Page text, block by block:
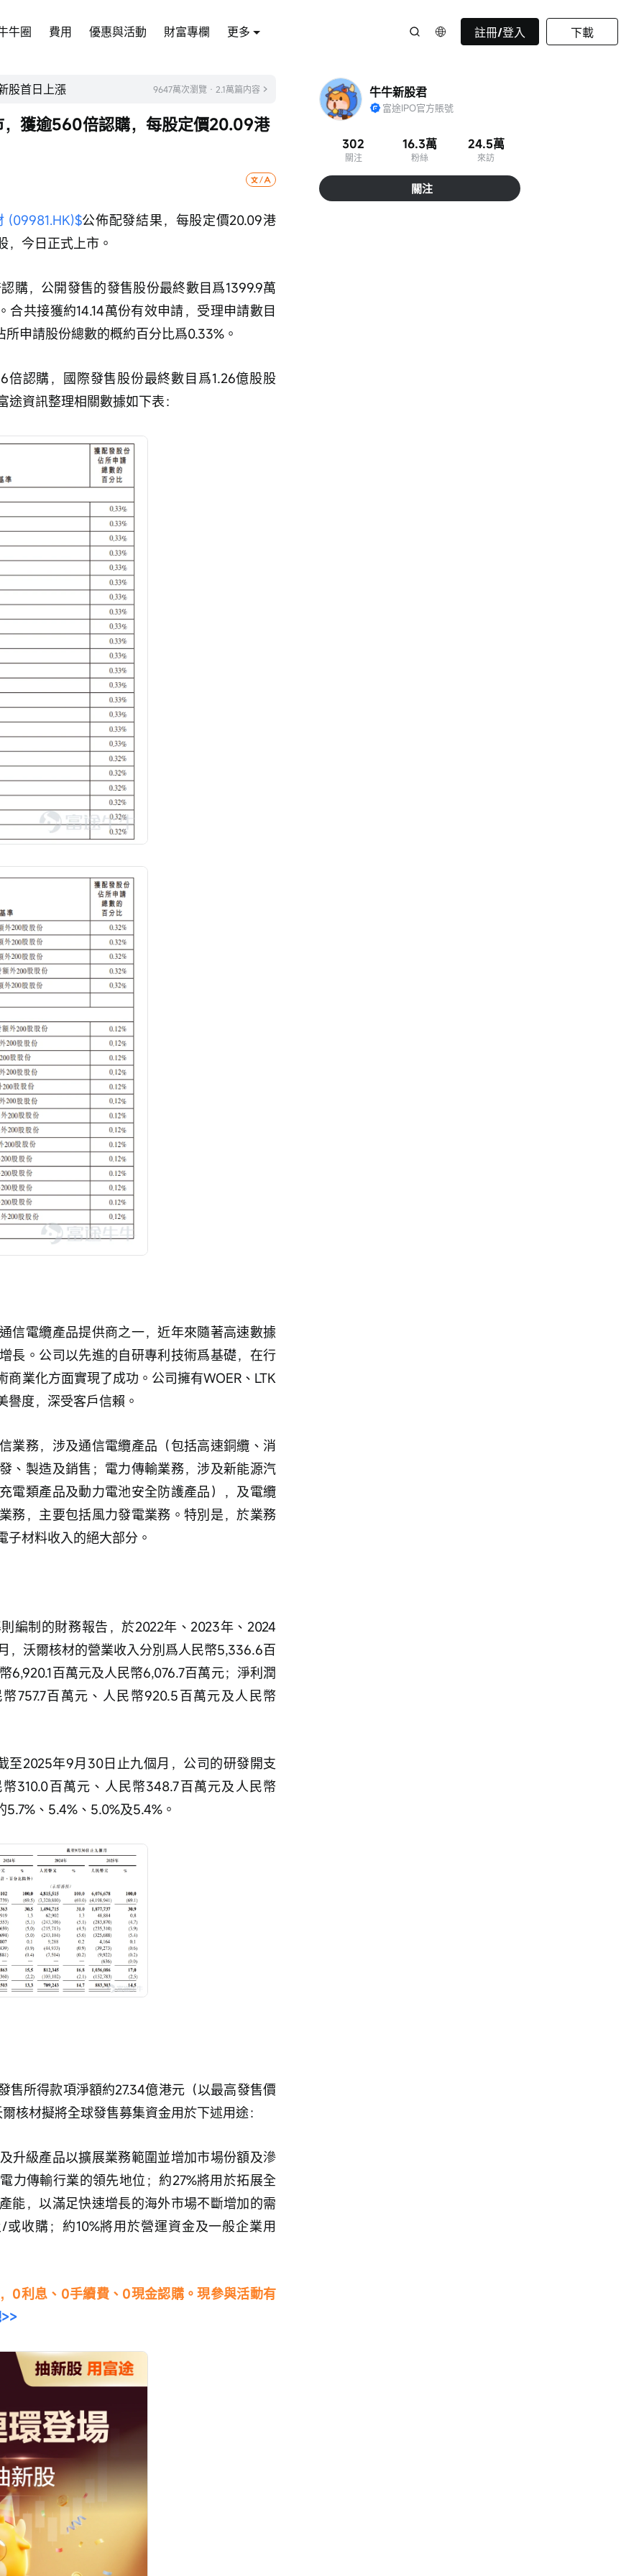
牛圈 費用 優惠與活動 財富專欄 更多 註冊/登入 下載
股首日上漲 9647萬次瀏覽 · 2.1萬篇内容
獲逾560倍認購，每股定價20.09港
(09981.HK)$公佈配發結果，每股定價20.09港
，今日正式上市。
購，公開發售的發售股份最終數目爲1399.9萬
合共接獲約14.14萬份有效申請，受理申請數目
申請股份總數的概約百分比爲0.33%。
倍認購，國際發售股份最終數目爲1.26億股股
資訊整理相關數據如下表：
信電纜產品提供商之一，近年來隨著高速數據
長。公司以先進的自研專利技術爲基礎，在行
業化方面實現了成功。公司擁有WOER、LTK
譽度，深受客戶信賴。
業務，涉及通信電纜產品（包括高速銅纜、消
、製造及銷售；電力傳輸業務，涉及新能源汽
電類產品及動力電池安全防護產品），及電纜
務，主要包括風力發電業務。特別是，於業務
材料收入的絕大部分。
編制的財務報告，於2022年、2023年、2024
，沃爾核材的營業收入分別爲人民幣5,336.6百
6,920.1百萬元及人民幣6,076.7百萬元；淨利潤
757.7百萬元、人民幣920.5百萬元及人民幣
至2025年9月30日止九個月，公司的研發開支
310.0百萬元、人民幣348.7百萬元及人民幣
、5.4%、5.0%及5.4%。
售所得款項淨額約27.34億港元（以最高發售價
核材擬將全球發售募集資金用於下述用途：
升級產品以擴展業務範圍並增加市場份額及滲
力傳輸行業的領先地位；約27%將用於拓展全
能，以滿足快速增長的海外市場不斷增加的需
收購；約10%將用於營運資金及一般企業用
0利息、0手續費、0現金認購。現參與活動有
牛牛新股君
富途IPO官方賬號
302
關注
16.3萬
粉絲
24.5萬
來訪
關注